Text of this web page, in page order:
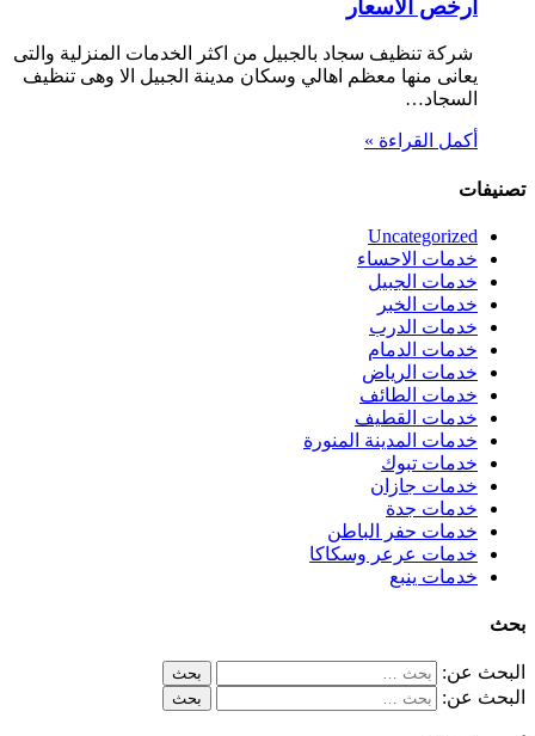
ارخص الاسعار
شركة تنظيف سجاد بالجبيل من اكثر الخدمات المنزلية والتى
يعانى منها معظم اهالي وسكان مدينة الجبيل الا وهى تنظيف
السجاد…
أكمل القراءة »
تصنيفات
Uncategorized
خدمات الاحساء
خدمات الجبيل
خدمات الخبر
خدمات الدرب
خدمات الدمام
خدمات الرياض
خدمات الطائف
خدمات القطيف
خدمات المدينة المنورة
خدمات تبوك
خدمات جازان
خدمات جدة
خدمات حفر الباطن
خدمات عرعر وسكاكا
خدمات ينبع
بحث
البحث عن:
البحث عن: